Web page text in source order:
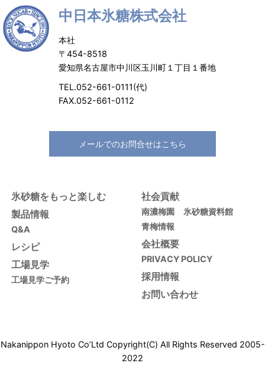
中日本氷糖株式会社
本社
〒454-8518
愛知県名古屋市中川区玉川町１丁目１番地
TEL.052-661-0111(代)
FAX.052-661-0112
メールでのお問合せはこちら
氷砂糖をもっと楽しむ
製品情報
Q&A
レシピ
工場見学
工場見学ご予約
社会貢献
南濃梅園
氷砂糖資料館
青梅情報
会社概要
PRIVACY POLICY
採用情報
お問い合わせ
Nakanippon Hyoto Co’Ltd Copyright(C) All Rights Reserved 2005-
2022